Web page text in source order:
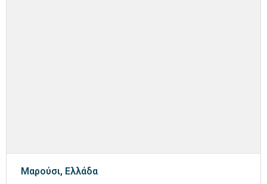
Μαρούσι, Ελλάδα